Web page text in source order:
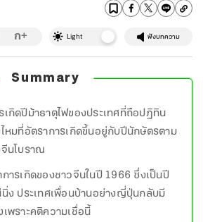
ก+ Light ฟังบทความ
Summary
กิดปีม้าธาตุไฟของประเทศที่ถือปฏิทิน
หมที่อัตราการเกิดขึ้นอยู่กับปีนักษัตรตาม
นโบราณ
ารเกิดของชาวจีนในปี 1966 ซึ่งเป็นปี
ง ประเทศเพื่อนบ้านอย่างญี่ปุ่นกลับมี
พราะคติความเชื่อนี้